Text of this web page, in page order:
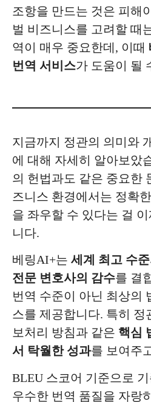
조항을 만드는 것은 피해
벌 비즈니스를 고려할 때
역이 매우 중요한데, 이때
번역 서비스가 도움이 될
지금까지 정관의 의미와
에 대해 자세히 알아보았
의 헌법과도 같은 중요한
즈니스 환경에서는 정확
을 좌우할 수 있다는 걸
니다.
베링AI+는 세계 최고 수
전문 변호사의 감수를 결
번역 수준이 아닌 최상의
스를 제공합니다. 특히 정
보처리 방침과 같은 핵심
서 탁월한 성과를 보여주
BLEU 스코어 기준으로
우수한 번역 품질을 자랑